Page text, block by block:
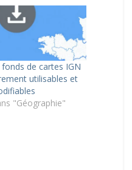
fonds de cartes IGN
utilisables et
"Géographie"